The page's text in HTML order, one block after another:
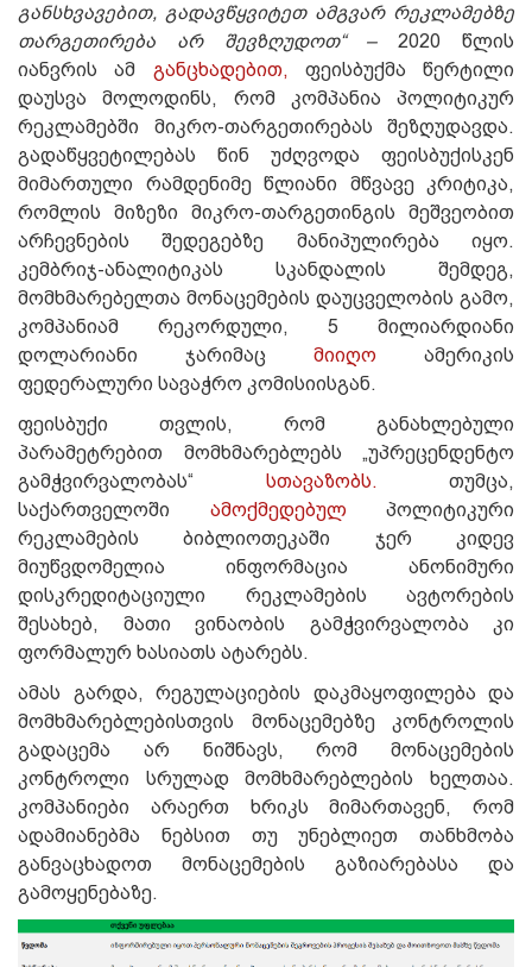
განსხვავებით, გადავწყვიტეთ ამგვარ რეკლამებზე
თარგეთირება არ შევზღუდოთ“ –2020 წლის
იანვრის ამ განცხადებით, ფეისბუქმა წერტილი
დაუსვა მოლოდინს, რომ კომპანია პოლიტიკურ
რეკლამებში მიკრო-თარგეთირებას შეზღუდავდა.
გადაწყვეტილებას წინ უძღვოდა ფეისბუქისკენ
მიმართული რამდენიმე წლიანი მწვავე კრიტიკა,
რომლის მიზეზი მიკრო-თარგეთინგის მეშვეობით
არჩევნების შედეგებზე მანიპულირება იყო.
კემბრიჯ-ანალიტიკას სკანდალის შემდეგ,
მომხმარებელთა მონაცემების დაუცველობის გამო,
კომპანიამ რეკორდული, 5 მილიარდიანი
დოლარიანი ჯარიმაც მიიღო ამერიკის
ფედერალური სავაჭრო კომისიისგან.
ფეისბუქი თვლის, რომ განახლებული
პარამეტრებით მომხმარებლებს „უპრეცენდენტო
გამჭვირვალობას“ სთავაზობს. თუმცა,
საქართველოში ამოქმედებულ პოლიტიკური
რეკლამების ბიბლიოთეკაში ჯერ კიდევ
მიუწვდომელია ინფორმაცია ანონიმური
დისკრედიტაციული რეკლამების ავტორების
შესახებ, მათი ვინაობის გამჭვირვალობა კი
ფორმალურ ხასიათს ატარებს.
ამას გარდა, რეგულაციების დაკმაყოფილება და
მომხმარებლებისთვის მონაცემებზე კონტროლის
გადაცემა არ ნიშნავს, რომ მონაცემების
კონტროლი სრულად მომხმარებლების ხელთაა.
კომპანიები არაერთ ხრიკს მიმართავენ, რომ
ადამიანებმა ნებსით თუ უნებლიეთ თანხმობა
განვაცხადოთ მონაცემების გაზიარებასა და
გამოყენებაზე.